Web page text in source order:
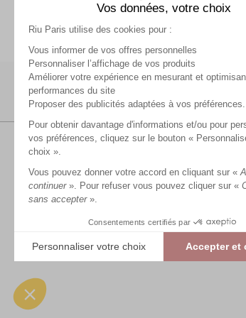
Avis du25/04/2025 , suite à une
Utile(0)Signaler
Vos données, votre choix
Riu Paris utilise des cookies pour :
Vous informer de vos offres personnelles
Personnaliser l’affichage de vos produits
Améliorer votre expérience en mesurant et
performances du site
Proposer des publicités adaptées à vos préférences.
Pour obtenir davantage d'informations et/ou pour
vos préférences, cliquez sur le bouton «
choix ».
Vous pouvez donner votre accord en cliquant sur «
continuer ». Pour refuser vous pouvez cliquer sur «
sans accepter ».
Consentements certifiés par
Personnaliser votre choix Accepter et
Plateforme de Gestion du Consentement :
Notre plateforme vous permet d'adapter et de gérer